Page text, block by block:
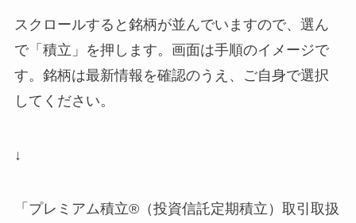
スクロールすると銘柄が並んでいますので、選ん
で「積立」を押します。画面は手順のイメージで
す。 銘柄は最新情報を確認のうえ 、
ご自身で選択
してください。
↓
「プレミアム積立®（投資信託定期積立）取引取扱